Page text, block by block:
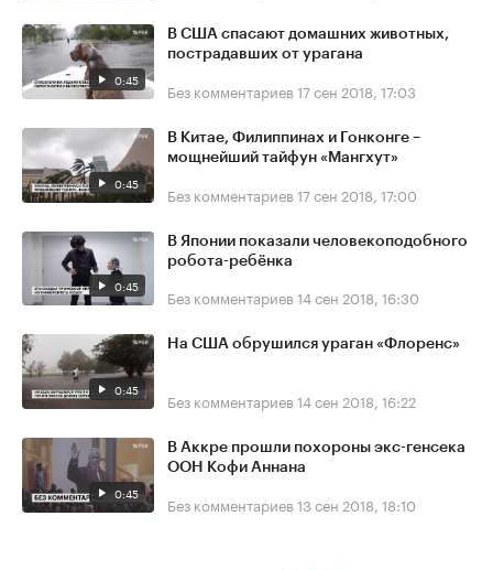
0:45
В США спасают домашних животных,
пострадавших от урагана
Без комментариев 17 сен 2018, 17:03
0:45
В Китае, Филиппинах и Гонконге –
мощнейший тайфун «Мангхут»
Без комментариев 17 сен 2018, 17:00
0:45
В Японии показали человекоподобного
робота-ребёнка
Без комментариев 14 сен 2018, 16:30
0:45
На США обрушился ураган «Флоренс»
Без комментариев 14 сен 2018, 16:22
0:45
В Аккре прошли похороны экс-генсека
ООН Кофи Аннана
Без комментариев 13 сен 2018, 18:10